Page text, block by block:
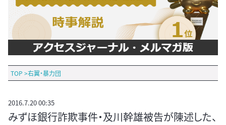
TOP >右翼・暴力団
2016.7.20 00:35
みずほ銀行詐欺事件・及川幹雄被告が陳述した、